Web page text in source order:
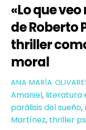
«Lo que
de Roberto
thriller
moral
ANA MARÍA
Amaniel, literatura
parálisis del sueño,
Martínez, thriller